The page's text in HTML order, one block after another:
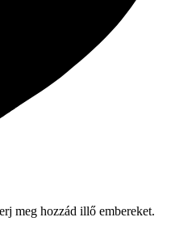
meg hozzád illő embereket.